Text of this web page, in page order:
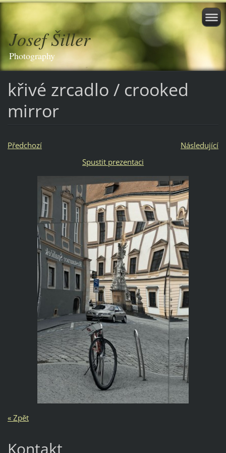
Josef Šiller
Photography
křivé zrcadlo / crooked
mirror
Předchozí
Následující
Spustit prezentaci
« Zpět
Kontakt